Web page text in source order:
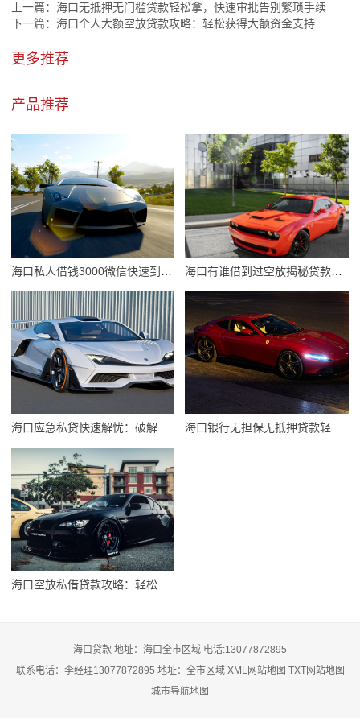
上一篇： 海口无抵押无门槛贷款轻松拿，快速审批告别繁琐手续
下一篇： 海口个人大额空放贷款攻略：轻松获得大额资金支持
更多推荐
产品推荐
海口贷款 地址：海口全市区域 电话:13077872895
联系电话：李经理13077872895 地址：全市区域 XML网站地图 TXT网站地图
城市导航地图